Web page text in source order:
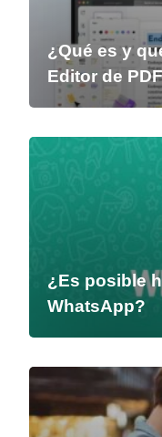
¿Qué es y
Editor de
¿Es posible
WhatsApp?